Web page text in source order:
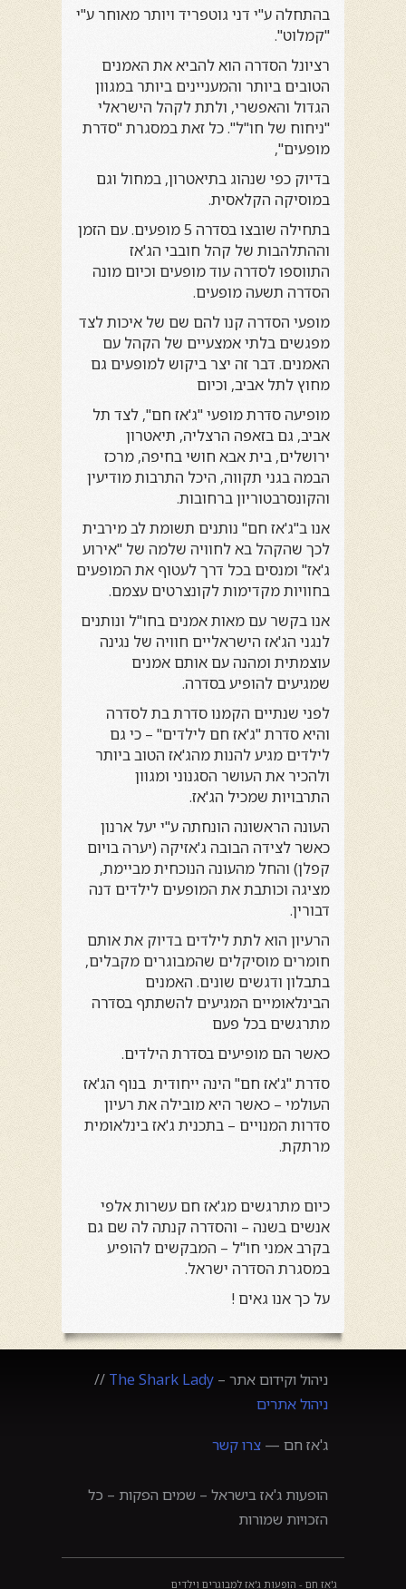
בהתחלה ע"י דני גוטפריד ויותר מאוחר ע"י
"קמלוט".
רציונל הסדרה הוא להביא את האמנים
הטובים ביותר והמעניינים ביותר במגוון
הגדול והאפשרי, ולתת לקהל הישראלי
"ניחוח של חו"ל". כל זאת במסגרת "סדרת
מופעים",
בדיוק כפי שנהוג בתיאטרון, במחול וגם
במוסיקה הקלאסית.
בתחילה שובצו בסדרה 5 מופעים. עם הזמן
וההתלהבות של קהל חובבי הג'אז
התווספו לסדרה עוד מופעים וכיום מונה
הסדרה תשעה מופעים.
מופעי הסדרה קנו להם שם של איכות לצד
מפגשים בלתי אמצעיים של הקהל עם
האמנים. דבר זה יצר ביקוש למופעים גם
מחוץ לתל אביב, וכיום
מופיעה סדרת מופעי "ג'אז חם", לצד תל
אביב, גם בזאפה הרצליה, תיאטרון
ירושלים, בית אבא חושי בחיפה, מרכז
הבמה בגני תקווה, היכל התרבות מודיעין
והקונסרבטוריון ברחובות.
אנו ב"ג'אז חם" נותנים תשומת לב מירבית
לכך שהקהל בא לחוויה שלמה של "אירוע
ג'אז" ומנסים בכל דרך לעטוף את המופעים
בחוויות מקדימות לקונצרטים עצמם.
אנו בקשר עם מאות אמנים בחו"ל ונותנים
לנגני הג'אז הישראליים חוויה של נגינה
עוצמתית ומהנה עם אותם אמנים
שמגיעים להופיע בסדרה.
לפני שנתיים הקמנו סדרת בת לסדרה
והיא סדרת "ג'אז חם לילדים" – כי גם
לילדים מגיע להנות מהג'אז הטוב ביותר
ולהכיר את העושר הסגנוני ומגוון
התרבויות שמכיל הג'אז.
העונה הראשונה הונחתה ע"י יעל ארנון
כאשר לצידה הבובה ג'אזיקה (יערה בויום
קפלן) והחל מהעונה הנוכחית מביימת,
מציגה וכותבת את המופעים לילדים דנה
דבורין.
הרעיון הוא לתת לילדים בדיוק את אותם
חומרים מוסיקלים שהמבוגרים מקבלים,
בתבלון ודגשים שונים. האמנים
הבינלאומיים המגיעים להשתתף בסדרה
מתרגשים בכל פעם
כאשר הם מופיעים בסדרת הילדים.
סדרת "ג'אז חם" הינה ייחודית בנוף הג'אז
העולמי – כאשר היא מובילה את רעיון
סדרות המנויים – בתכנית ג'אז בינלאומית
מרתקת.
כיום מתרגשים מג'אז חם עשרות אלפי
אנשים בשנה – והסדרה קנתה לה שם גם
בקרב אמני חו"ל – המבקשים להופיע
במסגרת הסדרה ישראל.
על כך אנו גאים !
ניהול וקידום אתר – The Shark Lady
//
ניהול אתרים
ג'אז חם — צרו קשר
הופעות ג'אז בישראל – שמים הפקות – כל
הזכויות שמורות
ג'אז חם - הופעות ג'אז למבוגרים וילדים